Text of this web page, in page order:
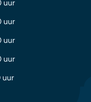
uur
uur
uur
uur
uur